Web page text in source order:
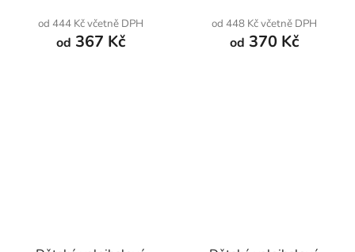
od 444 Kč včetně DPH
od 367 Kč
od 448 Kč včetně DPH
od 370 Kč